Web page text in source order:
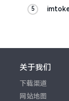
关于我们
下载渠道
网站地图